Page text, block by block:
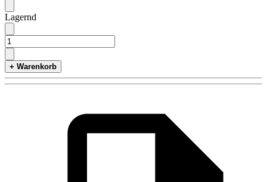
Lagernd
+ Warenkorb